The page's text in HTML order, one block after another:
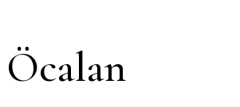
Öcalan